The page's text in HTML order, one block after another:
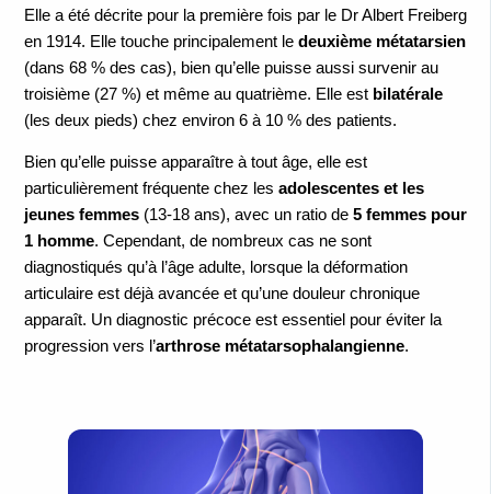
Elle a été décrite pour la première fois par le Dr Albert Freiberg
en 1914. Elle touche principalement le deuxième métatarsien
(dans 68 % des cas), bien qu’elle puisse aussi survenir au
troisième (27 %) et même au quatrième. Elle est bilatérale
(les deux pieds) chez environ 6 à 10 % des patients.
Bien qu’elle puisse apparaître à tout âge, elle est
particulièrement fréquente chez les adolescentes et les
jeunes femmes(13-18 ans), avec un ratio de 5 femmes pour
1 homme. Cependant, de nombreux cas ne sont
diagnostiqués qu’à l’âge adulte, lorsque la déformation
articulaire est déjà avancée et qu’une douleur chronique
apparaît. Un diagnostic précoce est essentiel pour éviter la
progression vers l’arthrose métatarsophalangienne.